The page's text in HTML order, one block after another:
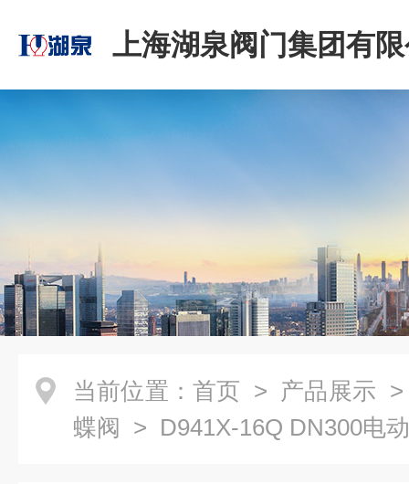
上海湖泉阀门集团有
当前位置： 首页 > 产品展示
蝶阀
> D941X-16Q